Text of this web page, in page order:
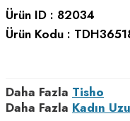
Ürün ID : 82034
Ürün Kodu :
Daha Fazla Tisho
Daha Fazla Kadın